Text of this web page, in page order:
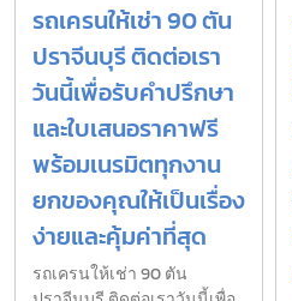
รถเครนให้เช่า 90 ตัน
ปราจีนบุรี ติดต่อเรา
วันนี้เพื่อรับคำปรึกษา
และใบเสนอราคาฟรี
พร้อมเนรมิตทุกงาน
ยกของคุณให้เป็นเรื่อง
ง่ายและคุ้มค่าที่สุด
รถเครนให้เช่า 90 ตัน